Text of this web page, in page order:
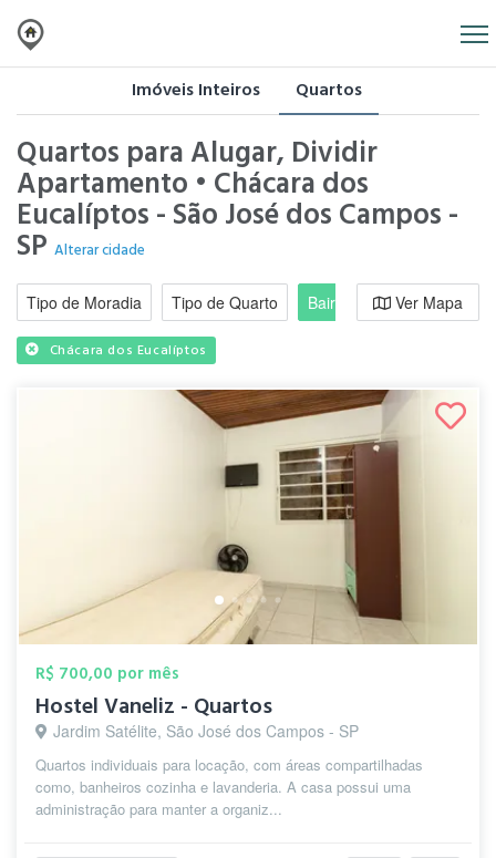
Imóveis Inteiros Quartos
Quartos para Alugar, Dividir
Apartamento • Chácara dos
Eucalíptos - São José dos Campos -
SP Alterar cidade
Tipo de Moradia Tipo de Quarto Bairro / RegiãoVer Mapa
Chácara dos Eucalíptos
R$ 700,00 por mês
Hostel Vaneliz - Quartos
Jardim Satélite, São José dos Campos - SP
Quartos individuais para locação, com áreas compartilhadas
como, banheiros cozinha e lavanderia. A casa possui uma
administração para manter a organiz...